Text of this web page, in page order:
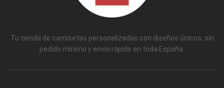
Tu tienda de camisetas personalizadas con diseños únicos, sin
pedido mínimo y envío rápido en toda España.